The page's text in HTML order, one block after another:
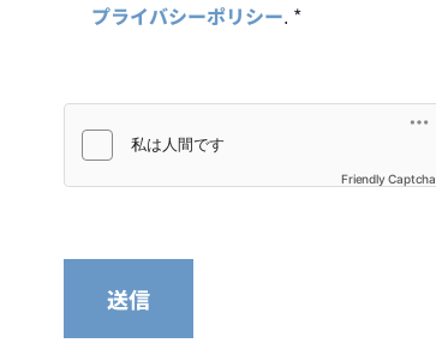
プライバシーポリシー. *
Friendly Captcha
送信